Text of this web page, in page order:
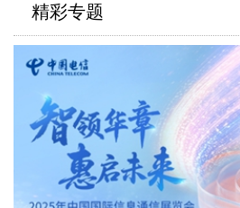
精彩专题